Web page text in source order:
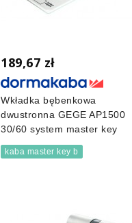
189,67 zł
Wkładka bębenkowa
dwustronna GEGE AP1500
30/60 system master key
kaba master key b